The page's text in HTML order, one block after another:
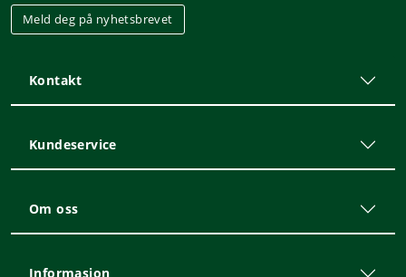
Meld deg på nyhetsbrevet
Kontakt
Kundeservice
Om oss
Informasjon